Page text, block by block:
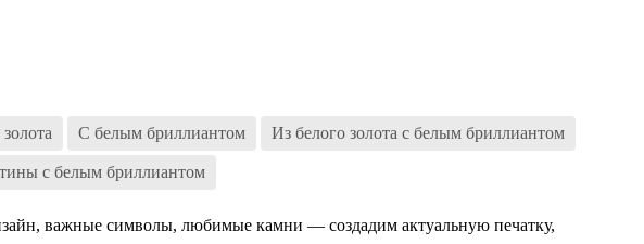
С белым бриллиантом Из белого золота с белым бриллиантом
с белым бриллиантом
важные символы, любимые камни — создадим актуальную печатку,